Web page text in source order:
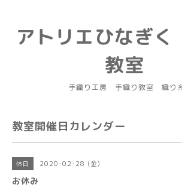
アトリエひなぎ
教室
手織り工房 手織り教室 織り
教室開催日カレンダー
休日 2020-02-28 (金)
お休み